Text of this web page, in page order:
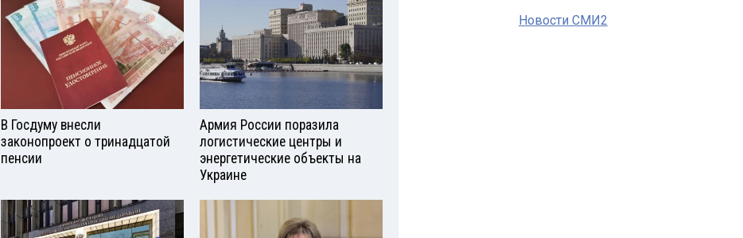
В Госдуму внесли
законопроект о тринадцатой
пенсии
Армия России поразила
логистические центры и
энергетические объекты на
Украине
Новости СМИ2